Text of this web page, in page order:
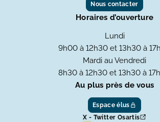
Nous contacter
Horaires d’ouverture
Lundi
9h00 à 12h30 et 13h30 à
Mardi au Vendredi
8h30 à 12h30 et 13h30 à
Au plus près de vous
Espace élus
X - Twitter Osartis